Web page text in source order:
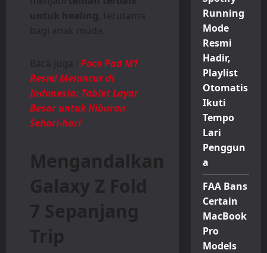
untuk healing, terutama
bagi anak muda.
Baca Juga : Poco Pad M1
Resmi Meluncur di
Indonesia: Tablet Layar
Besar untuk Hiburan
Sehari-hari
Mengandalkan
Galaxy Z Fold
7 Sepanjang
Trip
Running
Mode
Resmi
Hadir,
Playlist
Otomatis
Ikuti
Tempo
Lari
Penggun
a
FAA Bans
Certain
MacBook
Pro
Models